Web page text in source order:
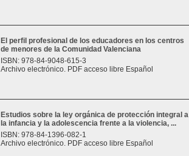
El perfil profesional de los educadores en los centros
de menores de la Comunidad Valenciana
ISBN: 978-84-9048-615-3
Archivo electrónico. PDF acceso libre Español
Estudios sobre la ley orgánica de protección integral a
la infancia y la adolescencia frente a la violencia, ...
ISBN: 978-84-1396-082-1
Archivo electrónico. PDF acceso libre Español